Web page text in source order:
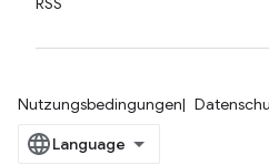
Nutzungsbedingungen